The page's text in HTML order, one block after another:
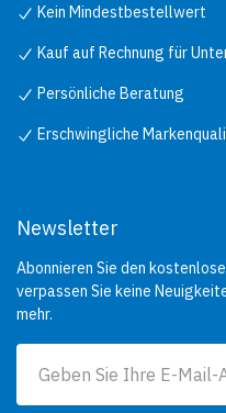
Kein Mindestbestellwert
Kauf auf Rechnung für
Persönliche Beratung
Erschwingliche
Newsletter
Abonnieren Sie den
verpassen Sie keine
mehr.